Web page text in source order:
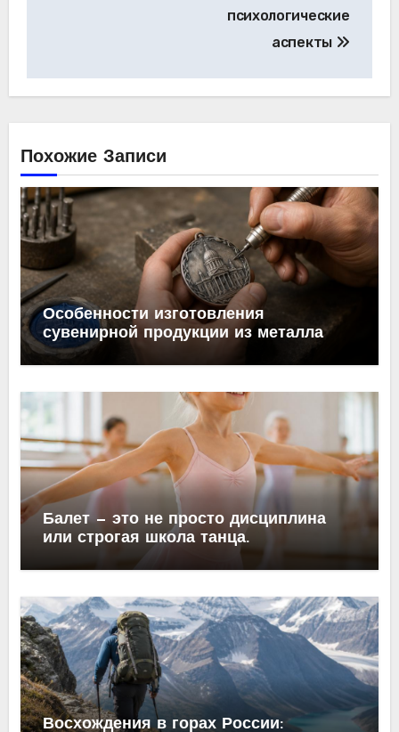
психологические
аспекты
Похожие Записи
Особенности изготовления
сувенирной продукции из металла
Балет — это не просто дисциплина
или строгая школа танца.
Восхождения в горах России: